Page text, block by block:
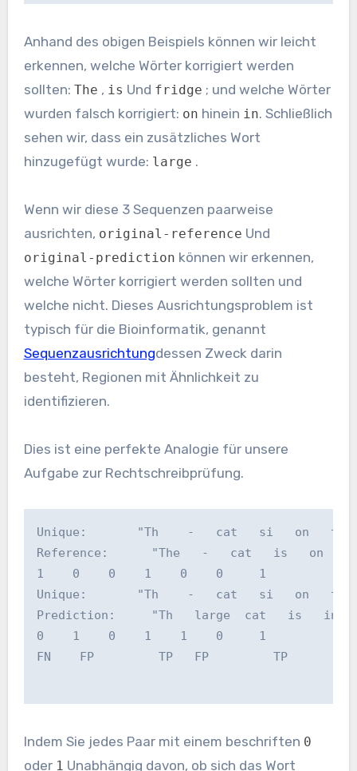
Anhand des obigen Beispiels können wir leicht
erkennen, welche Wörter korrigiert werden
sollten: The , is Und fridge ; und welche Wörter
wurden falsch korrigiert: on hinein in. Schließlich
sehen wir, dass ein zusätzliches Wort
hinzugefügt wurde: large .
Wenn wir diese 3 Sequenzen paarweise
ausrichten, original-reference Und
original-prediction können wir erkennen,
welche Wörter korrigiert werden sollten und
welche nicht. Dieses Ausrichtungsproblem ist
typisch für die Bioinformatik, genannt
Sequenzausrichtungdessen Zweck darin
besteht, Regionen mit Ähnlichkeit zu
identifizieren.
Dies ist eine perfekte Analogie für unsere
Aufgabe zur Rechtschreibprüfung.
Unique:       "Th    -   cat   si   on
Reference:      "The   -   cat   is   on
1    0    0    1    0    0     1
Unique:       "Th    -   cat   si   on
Prediction:     "Th   large  cat   is   in
0    1    0    1    1    0     1
FN    FP         TP   FP         TP
Indem Sie jedes Paar mit einem beschriften 0
oder 1 Unabhängig davon, ob sich das Wort